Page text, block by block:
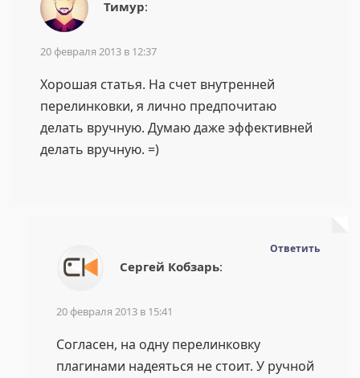
Тимур:
20 февраля 2013 в 12:37
Хорошая статья. На счет внутренней
перелинковки, я лично предпочитаю
делать вручную. Думаю даже эффективней
делать вручную. =)
Сергей Кобзарь:
20 февраля 2013 в 15:41
Согласен, на одну перелинковку
плагинами надеяться не стоит. У ручной
Ответить